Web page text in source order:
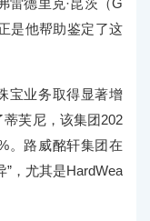
是他帮助鉴定了这
宝业务取得显著增
芙尼，该集团202
。路威酩轩集团在
”，尤其是HardWea